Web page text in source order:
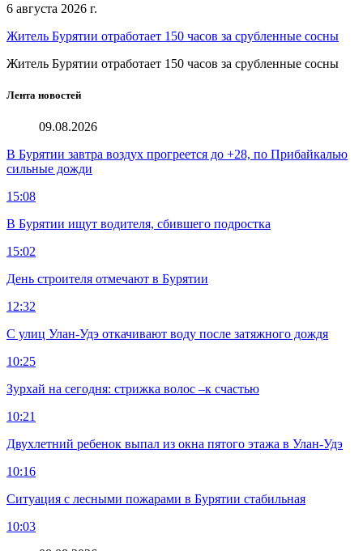
6 августа 2026 г.
Житель Бурятии отработает 150 часов за срубленные сосны
Житель Бурятии отработает 150 часов за срубленные сосны
Лента новостей
09.08.2026
В Бурятии завтра воздух прогреется до +28, по Прибайкалью
сильные дожди
15:08
В Бурятии ищут водителя, сбившего подростка
15:02
День строителя отмечают в Бурятии
12:32
С улиц Улан-Удэ откачивают воду после затяжного дождя
10:25
Зурхай на сегодня: стрижка волос –к счастью
10:21
Двухлетний ребенок выпал из окна пятого этажа в Улан-Удэ
10:16
Ситуация с лесными пожарами в Бурятии стабильная
10:03